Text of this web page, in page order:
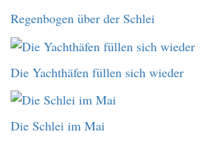
Regenbogen über der Schlei
Die Yachthäfen füllen sich wieder
Die Schlei im Mai